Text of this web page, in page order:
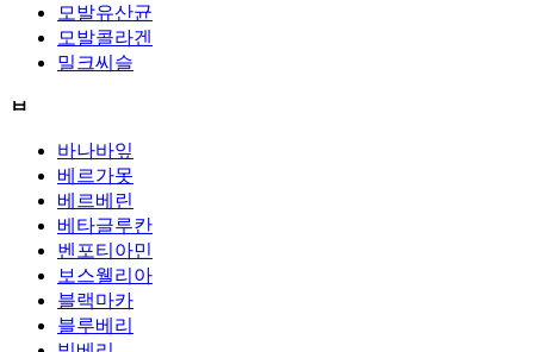
모발유산균
모발콜라겐
밀크씨슬
ㅂ
바나바잎
베르가못
베르베린
베타글루칸
벤포티아민
보스웰리아
블랙마카
블루베리